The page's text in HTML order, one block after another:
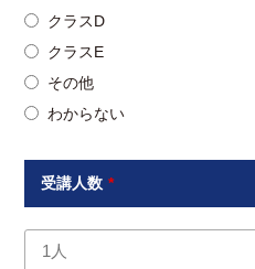
クラスD
クラスE
その他
わからない
受講人数*